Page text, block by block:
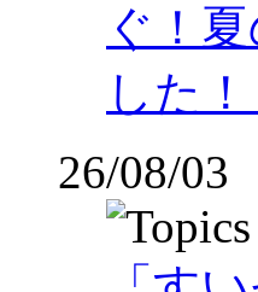
ぐ！
した
26/08/03